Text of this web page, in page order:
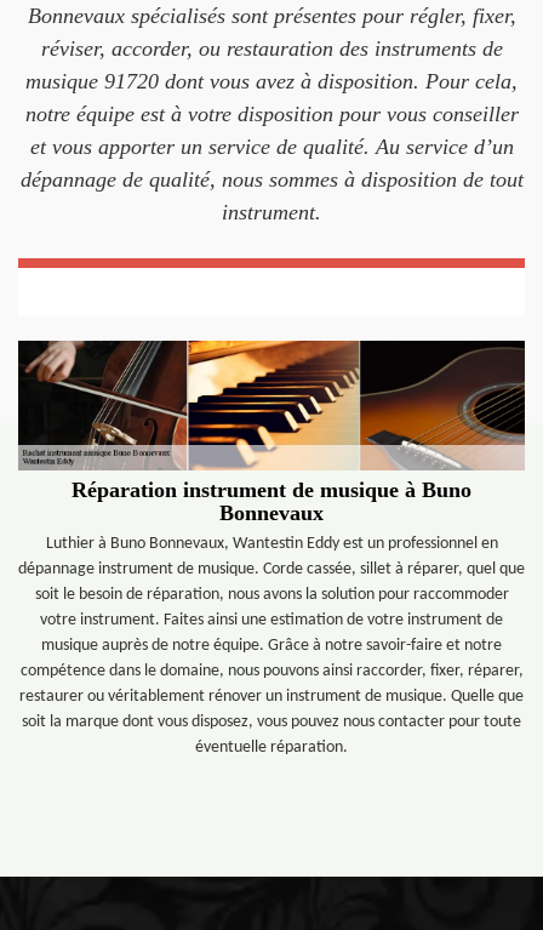
Bonnevaux spécialisés sont présentes pour régler, fixer,
réviser, accorder, ou restauration des instruments de
musique 91720 dont vous avez à disposition. Pour cela,
notre équipe est à votre disposition pour vous conseiller
et vous apporter un service de qualité. Au service d’un
dépannage de qualité, nous sommes à disposition de tout
instrument.
Réparation instrument de musique à Buno
Bonnevaux
Luthier à Buno Bonnevaux, Wantestin Eddy est un professionnel en
dépannage instrument de musique. Corde cassée, sillet à réparer, quel que
soit le besoin de réparation, nous avons la solution pour raccommoder
votre instrument. Faites ainsi une estimation de votre instrument de
musique auprès de notre équipe. Grâce à notre savoir-faire et notre
compétence dans le domaine, nous pouvons ainsi raccorder, fixer, réparer,
restaurer ou véritablement rénover un instrument de musique. Quelle que
soit la marque dont vous disposez, vous pouvez nous contacter pour toute
éventuelle réparation.